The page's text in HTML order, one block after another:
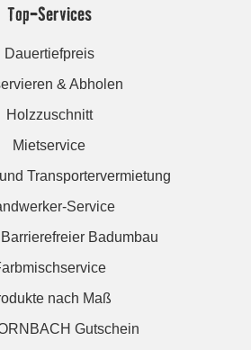
Top-Services
Dauertiefpreis
& Abholen
Holzzuschnitt
Mietservice
Transportervermietung
Service
Badumbau
nach Maß
Gutschein